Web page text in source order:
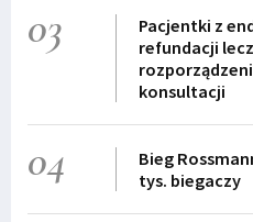
03
Pacjentki z
refundacji
konsultacji
04
Bieg
tys. biegaczy